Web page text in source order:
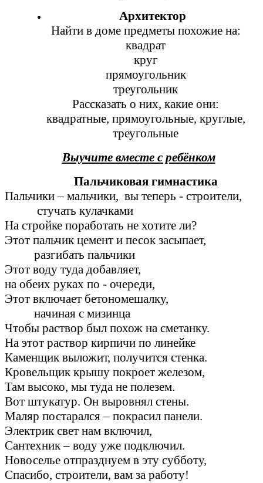
Архитектор
Найти в доме предметы похожие на:
квадрат
круг
прямоугольник
треугольник
Рассказать о них, какие они:
квадратные, прямоугольные, круглые,
треугольные
Выучите вместе с ребёнком
Пальчиковая гимнастика
Пальчики – мальчики, вы теперь - строители,
стучать кулачками
На стройке поработать не хотите ли?
Этот пальчик цемент и песок засыпает,
разгибать пальчики
Этот воду туда добавляет,
на обеих руках по - очереди,
Этот включает бетономешалку,
начиная с мизинца
Чтобы раствор был похож на сметанку.
На этот раствор кирпичи по линейке
Каменщик выложит, получится стенка.
Кровельщик крышу покроет железом,
Там высоко, мы туда не полезем.
Вот штукатур. Он выровнял стены.
Маляр постарался – покрасил панели.
Электрик свет нам включил,
Сантехник – воду уже подключил.
Новоселье отпразднуем в эту субботу,
Спасибо, строители, вам за работу!